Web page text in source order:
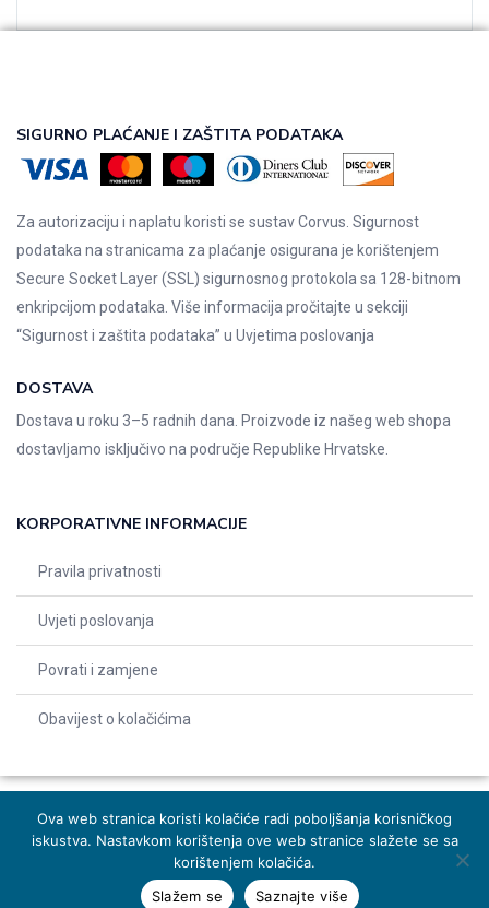
Dodaj u košaricu Naruči odmah
SIGURNO PLAĆANJE I ZAŠTITA PODATAKA
Za autorizaciju i naplatu koristi se sustav Corvus. Sigurnost
podataka na stranicama za plaćanje osigurana je korištenjem
Secure Socket Layer (SSL) sigurnosnog protokola sa 128-bitnom
enkripcijom podataka. Više informacija pročitajte u sekciji
“Sigurnost i zaštita podataka” u Uvjetima poslovanja
DOSTAVA
Dostava u roku 3–5 radnih dana. Proizvode iz našeg web shopa
dostavljamo isključivo na područje Republike Hrvatske.
KORPORATIVNE INFORMACIJE
Pravila privatnosti
Uvjeti poslovanja
Povrati i zamjene
Obavijest o kolačićima
© 2026 Indentals. Sva prava pridržana – Design by Michel studio
Ova web stranica koristi kolačiće radi poboljšanja korisničkog
iskustva. Nastavkom korištenja ove web stranice slažete se sa
korištenjem kolačića.
Slažem se
Saznajte više